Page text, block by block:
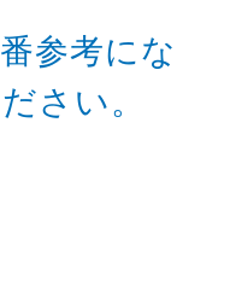
参考にな
さい。